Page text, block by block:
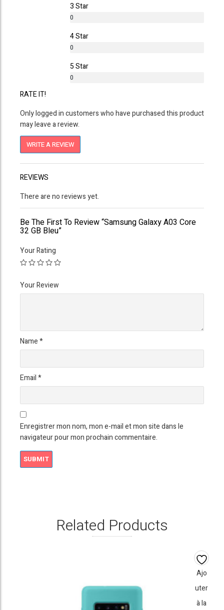
3 Star
0
4 Star
0
5 Star
0
RATE IT!
Only logged in customers who have purchased this product
may leave a review.
WRITE A REVIEW
REVIEWS
There are no reviews yet.
Be The First To Review “Samsung Galaxy A03 Core
32 GB Bleu”
Your Rating
Your Review
Name*
Email*
Enregistrer mon nom, mon e-mail et mon site dans le
navigateur pour mon prochain commentaire.
Related Products
Ajo
uter
à la